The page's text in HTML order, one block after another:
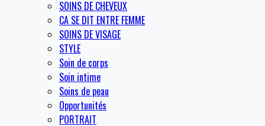
SOINS DE CHEVEUX
CA SE DIT ENTRE FEMME
SOINS DE VISAGE
STYLE
Soin de corps
Soin intime
Soins de peau
Opportunités
PORTRAIT